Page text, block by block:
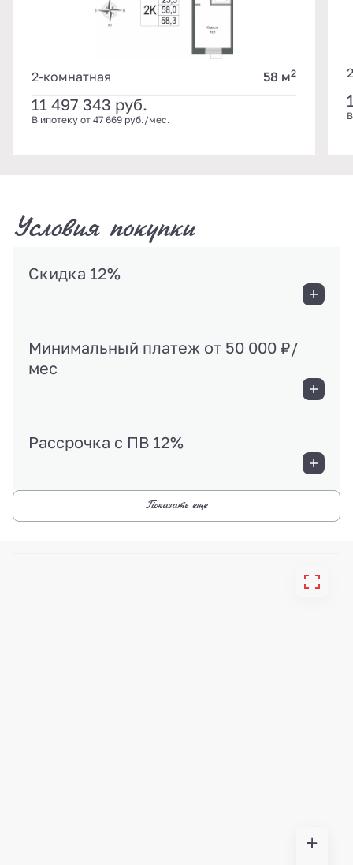
2-комнатная 58 м2
11 497 343 руб.
В ипотеку от 47 669 руб./мес.
Условия покупки
Скидка 12%
Минимальный платеж от 50 000 ₽/
мес
Рассрочка с ПВ 12%
Показать еще